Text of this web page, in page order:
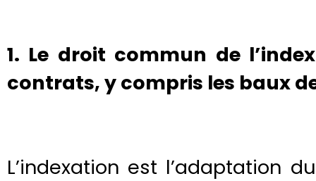
1. Le droit commun de
contrats, y compris les baux
L’indexation est l’adaptation